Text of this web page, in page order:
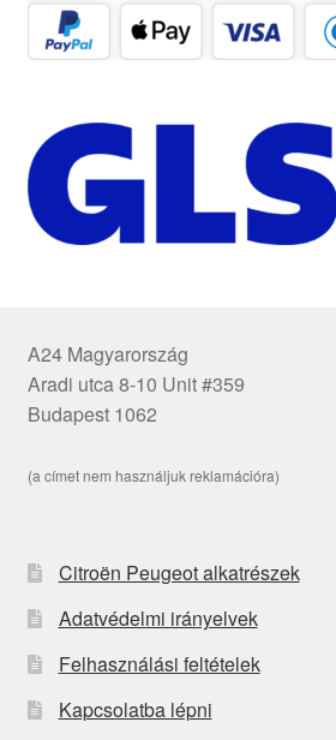
A24 Magyarország
Aradi utca 8-10 Unit #359
Budapest 1062
(a címet nem használjuk reklamációra)
Citroën Peugeot alkatrészek
Adatvédelmi irányelvek
Felhasználási feltételek
Kapcsolatba lépni